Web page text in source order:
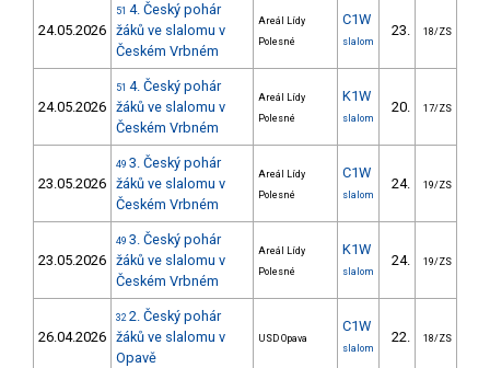
24.05.2026
51 4. Český pohár
žáků ve slalomu v
Českém Vrbném
Areál Lídy
Polesné
C1W
slalom
23. 18/ZS
24.05.2026
51 4. Český pohár
žáků ve slalomu v
Českém Vrbném
Areál Lídy
Polesné
K1W
slalom
20. 17/ZS
23.05.2026
49 3. Český pohár
žáků ve slalomu v
Českém Vrbném
Areál Lídy
Polesné
C1W
slalom
24. 19/ZS
23.05.2026
49 3. Český pohár
žáků ve slalomu v
Českém Vrbném
Areál Lídy
Polesné
K1W
slalom
24. 19/ZS
26.04.2026
32 2. Český pohár
žáků ve slalomu v
Opavě
USD Opava
C1W
slalom
22. 18/ZS